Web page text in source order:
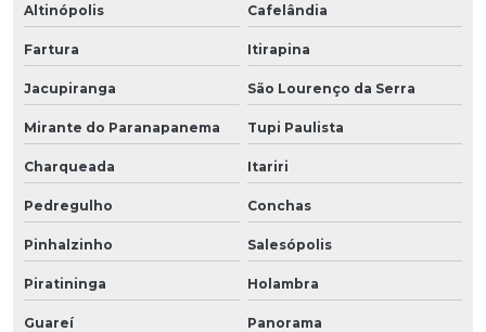
Altinópolis Cafelândia
Fartura Itirapina
Jacupiranga São Lourenço da Serra
Mirante do Paranapanema Tupi Paulista
Charqueada Itariri
Pedregulho Conchas
Pinhalzinho Salesópolis
Piratininga Holambra
Guareí Panorama